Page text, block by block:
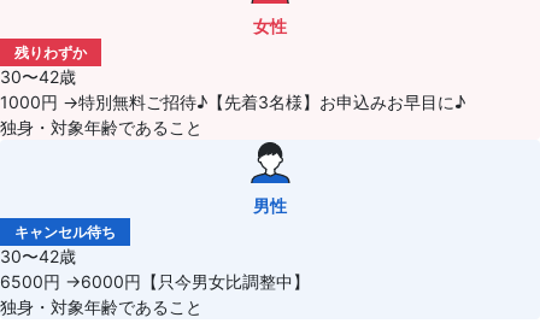
女性
残りわずか
30〜42歳
1000円 →特別無料ご招待♪【先着3名様】お申込みお早目に♪
独身・対象年齢であること
男性
キャンセル待ち
30〜42歳
6500円 →6000円【只今男女比調整中】
独身・対象年齢であること